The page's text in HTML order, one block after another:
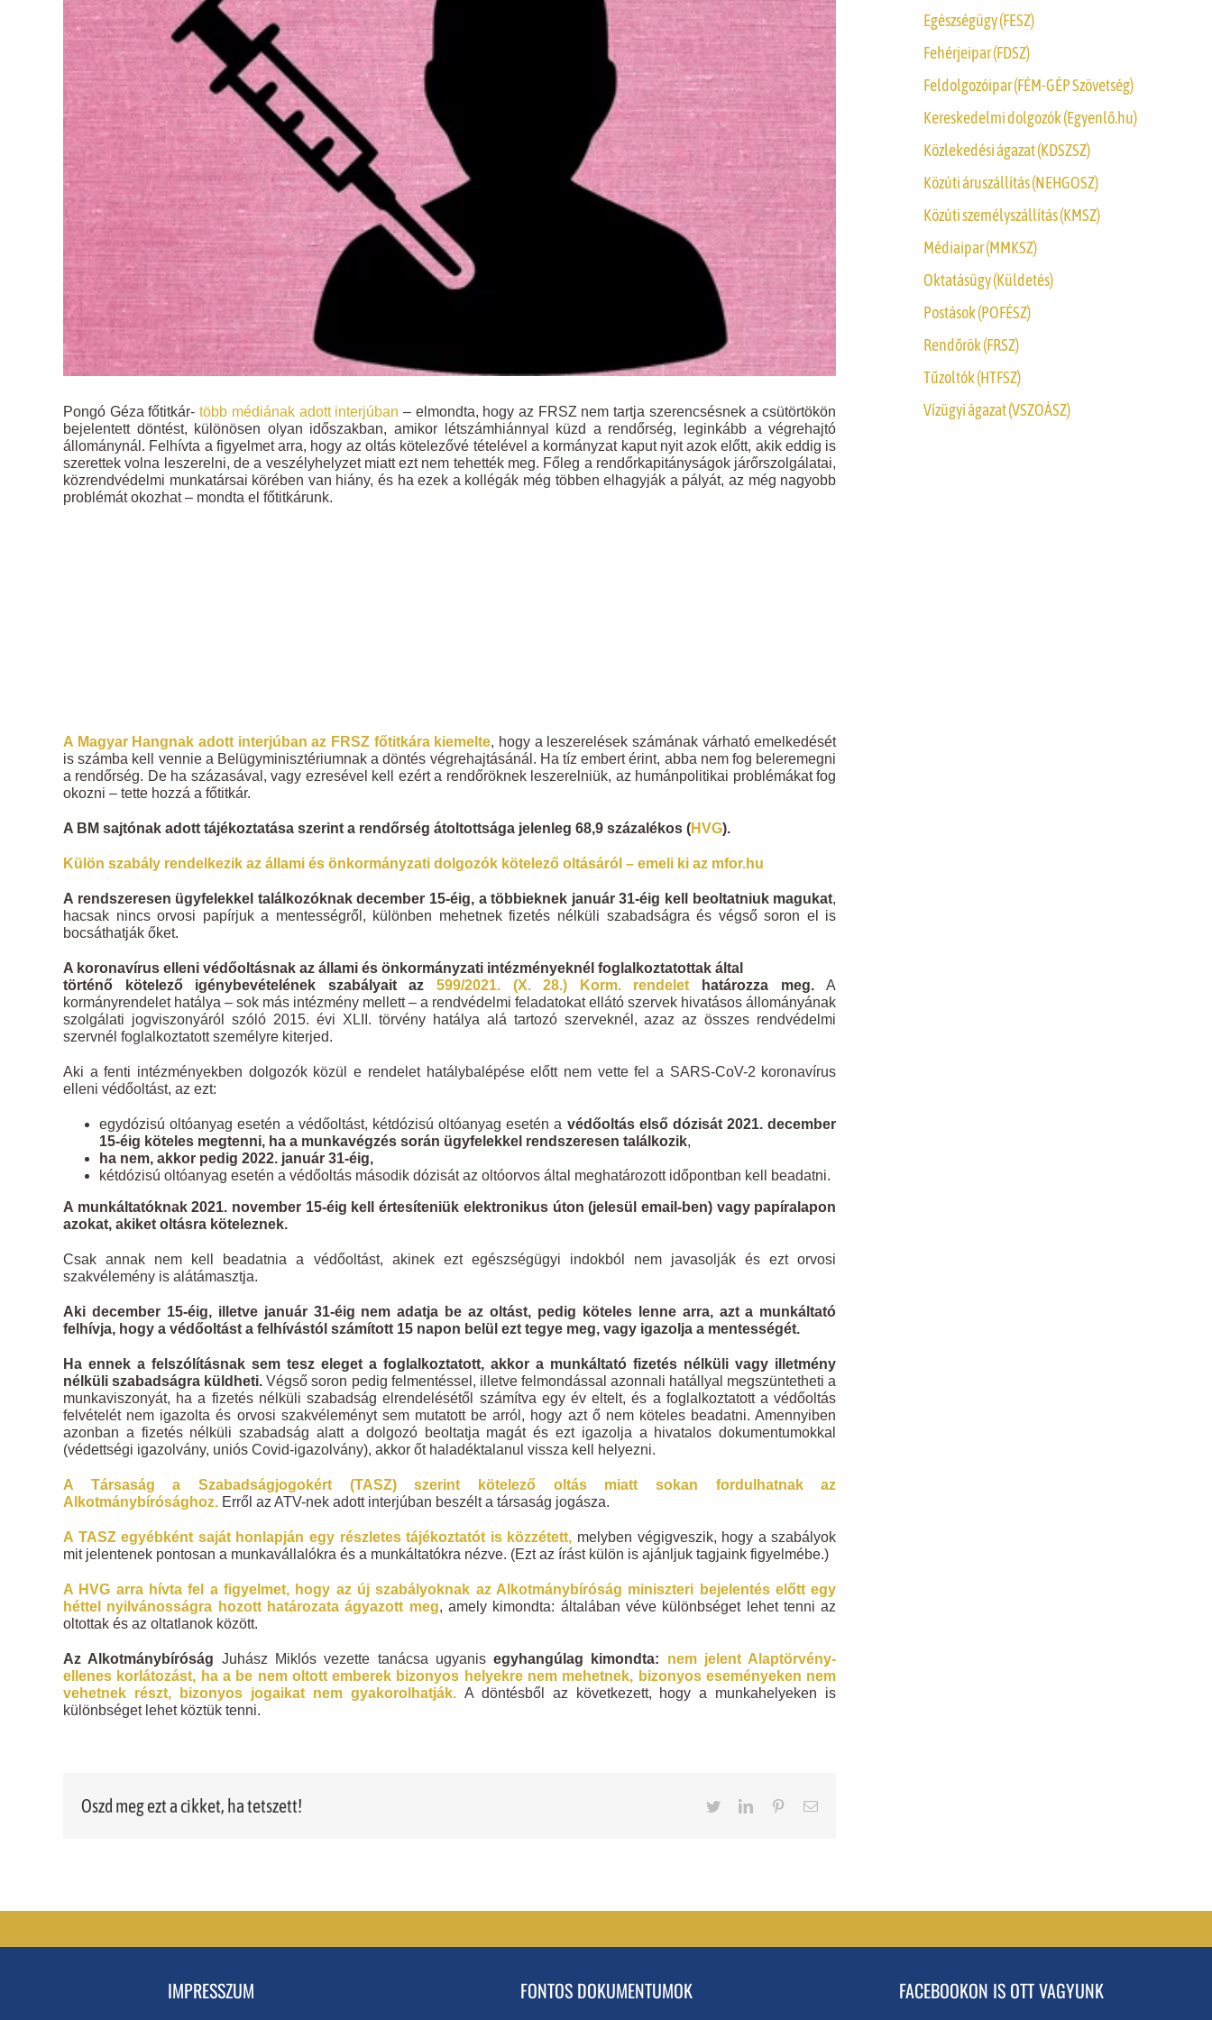
Pongó Géza főtitkár-több médiának adott interjúban – elmondta, hogy az FRSZ nem tartja szerencsésnek a csütörtökön
bejelentett döntést, különösen olyan időszakban, amikor létszámhiánnyal küzd a rendőrség, leginkább a végrehajtó
állománynál. Felhívta a figyelmet arra, hogy az oltás kötelezővé tételével a kormányzat kaput nyit azok előtt, akik eddig is
szerettek volna leszerelni, de a veszélyhelyzet miatt ezt nem tehették meg. Főleg a rendőrkapitányságok járőrszolgálatai,
közrendvédelmi munkatársai körében van hiány, és ha ezek a kollégák még többen elhagyják a pályát, az még nagyobb
problémát okozhat – mondta el főtitkárunk.
A Magyar Hangnak adott interjúban az FRSZ főtitkára kiemelte, hogy a leszerelések számának várható emelkedését
is számba kell vennie a Belügyminisztériumnak a döntés végrehajtásánál. Ha tíz embert érint, abba nem fog beleremegni
a rendőrség. De ha százasával, vagy ezresével kell ezért a rendőröknek leszerelniük, az humánpolitikai problémákat fog
okozni – tette hozzá a főtitkár.
A BM sajtónak adott tájékoztatása szerint a rendőrség átoltottsága jelenleg 68,9 százalékos (HVG).
Külön szabály rendelkezik az állami és önkormányzati dolgozók kötelező oltásáról – emeli ki az mfor.hu
A rendszeresen ügyfelekkel találkozóknak december 15-éig, a többieknek január 31-éig kell beoltatniuk magukat,
hacsak nincs orvosi papírjuk a mentességről, különben mehetnek fizetés nélküli szabadságra és végső soron el is
bocsáthatják őket.
A koronavírus elleni védőoltásnak az állami és önkormányzati intézményeknél foglalkoztatottak által
történő kötelező igénybevételének szabályait az599/2021. (X. 28.) Korm. rendelet határozza meg.A
kormányrendelet hatálya – sok más intézmény mellett – a rendvédelmi feladatokat ellátó szervek hivatásos állományának
szolgálati jogviszonyáról szóló 2015. évi XLII. törvény hatálya alá tartozó szerveknél, azaz az összes rendvédelmi
szervnél foglalkoztatott személyre kiterjed.
Aki a fenti intézményekben dolgozók közül e rendelet hatálybalépése előtt nem vette fel a SARS-CoV-2 koronavírus
elleni védőoltást, az ezt:
egydózisú oltóanyag esetén a védőoltást, kétdózisú oltóanyag esetén a védőoltás első dózisát 2021. december
15-éig köteles megtenni, ha a munkavégzés során ügyfelekkel rendszeresen találkozik,
ha nem, akkor pedig 2022. január 31-éig,
kétdózisú oltóanyag esetén a védőoltás második dózisát az oltóorvos által meghatározott időpontban kell beadatni.
A munkáltatóknak 2021. november 15-éig kell értesíteniük elektronikus úton (jelesül email-ben) vagy papíralapon
azokat, akiket oltásra köteleznek.
Csak annak nem kell beadatnia a védőoltást, akinek ezt egészségügyi indokból nem javasolják és ezt orvosi
szakvélemény is alátámasztja.
Aki december 15-éig, illetve január 31-éig nem adatja be az oltást, pedig köteles lenne arra, azt a munkáltató
felhívja, hogy a védőoltást a felhívástól számított 15 napon belül ezt tegye meg, vagy igazolja a mentességét.
Ha ennek a felszólításnak sem tesz eleget a foglalkoztatott, akkor a munkáltató fizetés nélküli vagy illetmény
nélküli szabadságra küldheti. Végső soron pedig felmentéssel, illetve felmondással azonnali hatállyal megszüntetheti a
munkaviszonyát, ha a fizetés nélküli szabadság elrendelésétől számítva egy év eltelt, és a foglalkoztatott a védőoltás
felvételét nem igazolta és orvosi szakvéleményt sem mutatott be arról, hogy azt ő nem köteles beadatni. Amennyiben
azonban a fizetés nélküli szabadság alatt a dolgozó beoltatja magát és ezt igazolja a hivatalos dokumentumokkal
(védettségi igazolvány, uniós Covid-igazolvány), akkor őt haladéktalanul vissza kell helyezni.
A Társaság a Szabadságjogokért (TASZ) szerint kötelező oltás miatt sokan fordulhatnak az
Alkotmánybírósághoz. Erről az ATV-nek adott interjúban beszélt a társaság jogásza.
A TASZ egyébként saját honlapján egy részletes tájékoztatót is közzétett, melyben végigveszik, hogy a szabályok
mit jelentenek pontosan a munkavállalókra és a munkáltatókra nézve. (Ezt az írást külön is ajánljuk tagjaink figyelmébe.)
A HVG arra hívta fel a figyelmet, hogy az új szabályoknak az Alkotmánybíróság miniszteri bejelentés előtt egy
héttel nyilvánosságra hozott határozata ágyazott meg, amely kimondta: általában véve különbséget lehet tenni az
oltottak és az oltatlanok között.
Az Alkotmánybíróság Juhász Miklós vezette tanácsa ugyanisegyhangúlag kimondta: nem jelent Alaptörvény-
ellenes korlátozást, ha a be nem oltott emberek bizonyos helyekre nem mehetnek, bizonyos eseményeken nem
vehetnek részt, bizonyos jogaikat nem gyakorolhatják.A döntésből az következett, hogy a munkahelyeken is
különbséget lehet köztük tenni.
Oszd meg ezt a cikket, ha tetszett! TwitterLinkedInPinterestEmail
Egészségügy (FESZ)
Fehérjeipar (FDSZ)
Feldolgozóipar (FÉM-GÉP Szövetség)
Kereskedelmi dolgozók (Egyenlő.hu)
Közlekedési ágazat (KDSZSZ)
Közúti áruszállítás (NEHGOSZ)
Közúti személyszállítás (KMSZ)
Médiaipar (MMKSZ)
Oktatásügy (Küldetés)
Postások (POFÉSZ)
Rendőrök (FRSZ)
Tűzoltók (HTFSZ)
Vízügyi ágazat (VSZOÁSZ)
IMPRESSZUM FONTOS DOKUMENTUMOK FACEBOOKON IS OTT VAGYUNK